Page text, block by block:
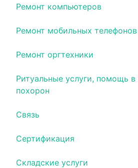
Ремонт компьютеров
Ремонт мобильных
Ремонт оргтехники
Ритуальные услуги, помощь в
похорон
Связь
Сертификация
Складские услуги